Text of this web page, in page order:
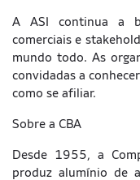
A ASI continua a
comerciais e
mundo todo. As
convidadas a
como se afiliar.
Sobre a CBA
Desde 1955, a
produz alumínio de